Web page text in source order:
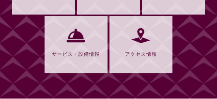
サービス・設備情報 アクセス情報